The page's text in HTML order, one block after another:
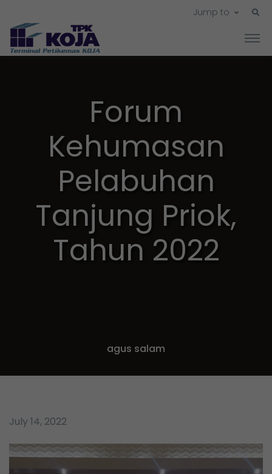
Jump to
Forum
Kehumasan
Pelabuhan
Tanjung Priok,
Tahun 2022
agus salam
July 14, 2022